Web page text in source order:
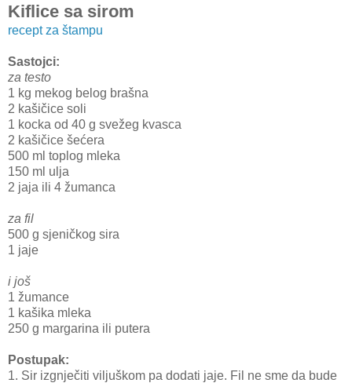
Kiflice sa sirom
recept za štampu
Sastojci:
za testo
1 kg mekog belog brašna
2 kašičice soli
1 kocka od 40 g svežeg kvasca
2 kašičice šećera
500 ml toplog mleka
150 ml ulja
2 jaja ili 4 žumanca
za fil
500 g sjeničkog sira
1 jaje
i još
1 žumance
1 kašika mleka
250 g margarina ili putera
Postupak:
1. Sir izgnječiti viljuškom pa dodati jaje. Fil ne sme da bude